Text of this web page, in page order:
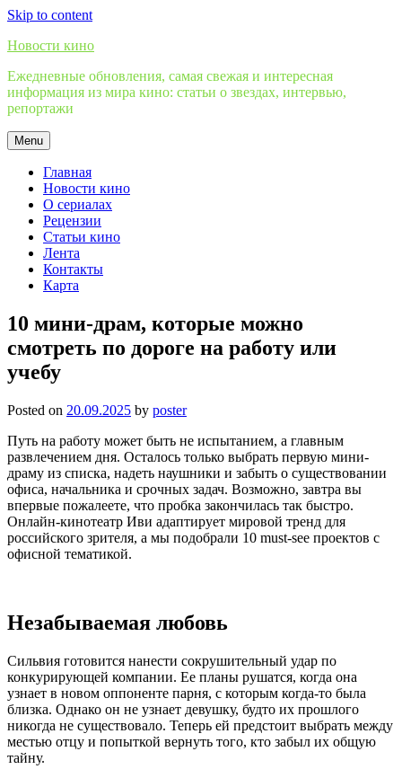
Skip to content
Новости кино
Ежедневные обновления, самая свежая и интересная
информация из мира кино: статьи о звездах, интервью,
репортажи
Menu
Главная
Новости кино
О сериалах
Рецензии
Статьи кино
Лента
Контакты
Карта
10 мини-драм, которые можно
смотреть по дороге на работу или
учебу
Posted on 20.09.2025 by poster
Путь на работу может быть не испытанием, а главным
развлечением дня. Осталось только выбрать первую мини-
драму из списка, надеть наушники и забыть о существовании
офиса, начальника и срочных задач. Возможно, завтра вы
впервые пожалеете, что пробка закончилась так быстро.
Онлайн-кинотеатр Иви адаптирует мировой тренд для
российского зрителя, а мы подобрали 10 must-see проектов с
офисной тематикой.
Незабываемая любовь
Сильвия готовится нанести сокрушительный удар по
конкурирующей компании. Ее планы рушатся, когда она
узнает в новом оппоненте парня, с которым когда-то была
близка. Однако он не узнает девушку, будто их прошлого
никогда не существовало. Теперь ей предстоит выбрать между
местью отцу и попыткой вернуть того, кто забыл их общую
тайну.